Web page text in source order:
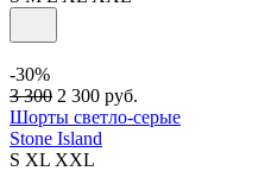
-30%
3 300 2 300 руб.
Шорты светло-серые
Stone Island
S XL XXL